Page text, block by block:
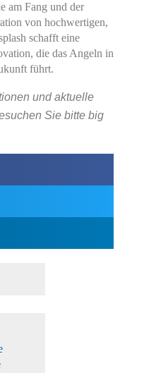
am Fang und der
von hochwertigen,
schafft eine
die das Angeln in
führt.
und aktuelle
Sie bitte big